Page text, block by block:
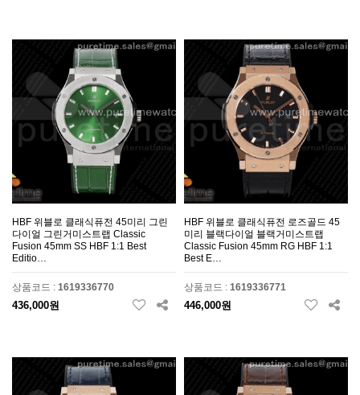
HBF 위블로 클래식퓨전 45미리 그린
다이얼 그린거미스트랩 Classic
Fusion 45mm SS HBF 1:1 Best
Editio…
상품코드 : 1619336770
436,000원
HBF 위블로 클래식퓨전 로즈골드 45
미리 블랙다이얼 블랙거미스트랩
Classic Fusion 45mm RG HBF 1:1
Best E…
상품코드 : 1619336771
446,000원